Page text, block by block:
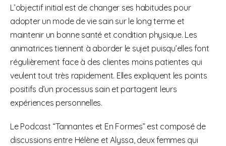
L’objectif initial est de changer ses habitudes pour
adopter un mode de vie sain sur le long terme et
maintenir un bonne santé et condition physique. Les
animatrices tiennent à aborder le sujet puisqu’elles font
régulièrement face à des clientes moins patientes qui
veulent tout très rapidement. Elles expliquent les points
positifs d’un processus sain et partagent leurs
expériences personnelles.
Le Podcast “Tannantes et En Formes” est composé de
discussions entre Hélène et Alyssa, deux femmes qui